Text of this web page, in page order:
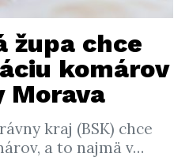
župa chce
komárov
Morava
kraj (BSK) chce
a to najmä v…